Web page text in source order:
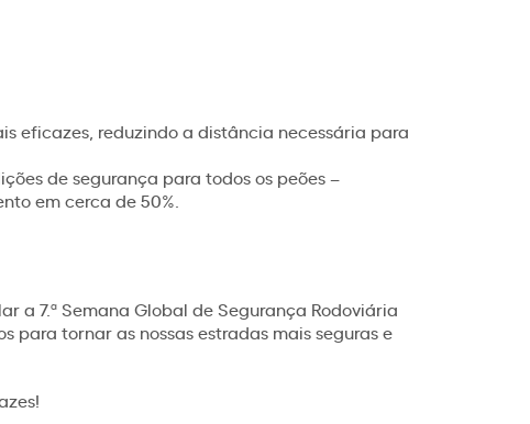
eficazes, reduzindo a distância necessária para
de segurança para todos os peões –
em cerca de 50%.
a 7.ª Semana Global de Segurança Rodoviária
para tornar as nossas estradas mais seguras e